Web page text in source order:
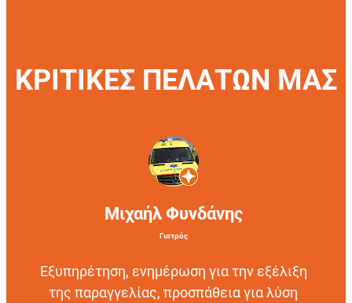
ΚΡΙΤΙΚΕΣ ΠΕΛΑΤΩΝ ΜΑΣ
Μιχαήλ Φυνδάνης
Γιατρός
Εξυπηρέτηση, ενημέρωση για την εξέλιξη
της παραγγελίας, προσπάθεια για λύση